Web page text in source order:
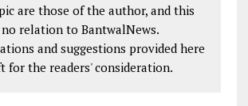
are those of the author, and this
no relation to BantwalNews.
and suggestions provided here
for the readers' consideration.